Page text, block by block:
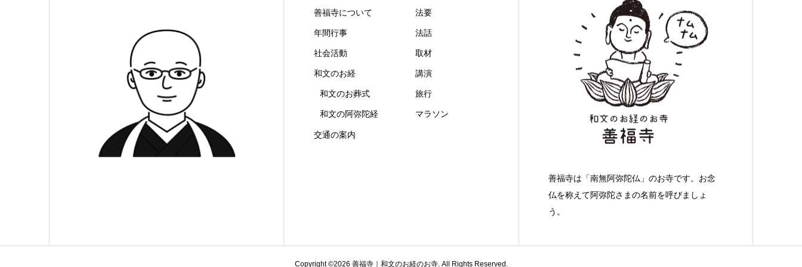
善福寺について
年間行事
社会活動
和文のお経
和文のお葬式
和文の阿弥陀経
交通の案内
法要
法話
取材
講演
旅行
マラソン
善福寺は「南無阿弥陀仏」のお寺です。お念
仏を称えて阿弥陀さまの名前を呼びましょ
う。
Copyright ©2026 善福寺｜和文のお経のお寺. All Rights Reserved.